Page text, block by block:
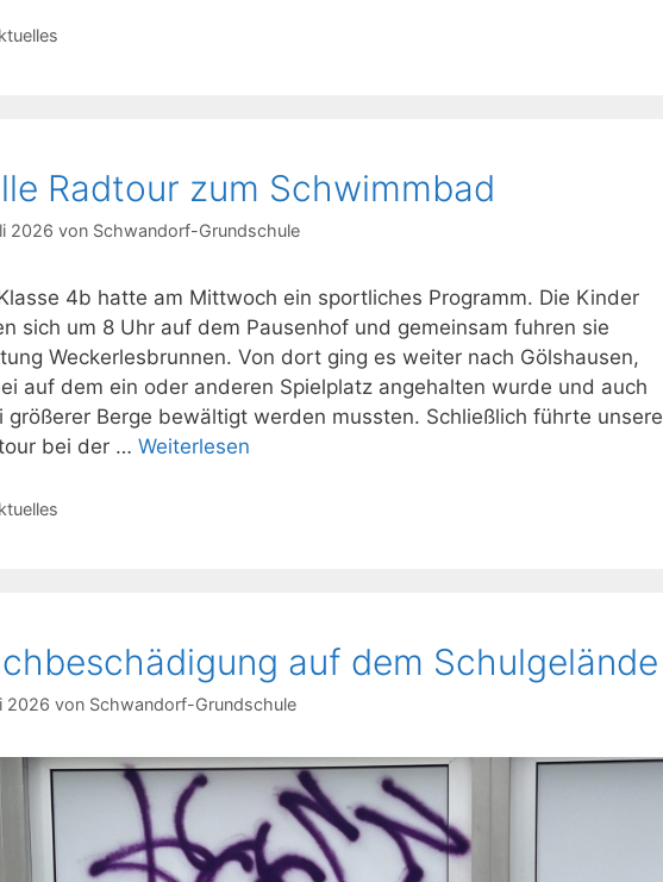
Radtour zum Schwimmbad
2026 von Schwandorf-Grundschule
4b hatte am Mittwoch ein sportliches Programm. Die Kinder
sich um 8 Uhr auf dem Pausenhof und gemeinsam fuhren sie
Weckerlesbrunnen. Von dort ging es weiter nach Gölshausen,
auf dem ein oder anderen Spielplatz angehalten wurde und auch
größerer Berge bewältigt werden mussten. Schließlich führte unsere
bei der … Weiterlesen
auf dem Schulgelände
2026 von Schwandorf-Grundschule